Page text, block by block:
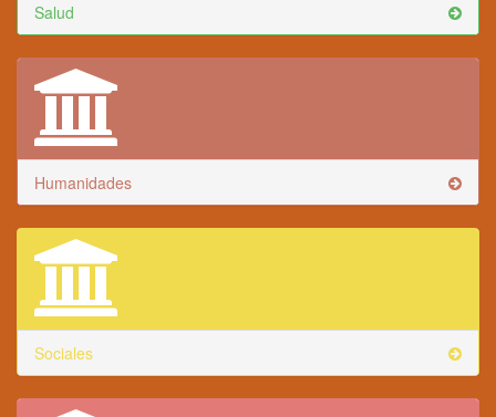
Salud
Humanidades
Sociales